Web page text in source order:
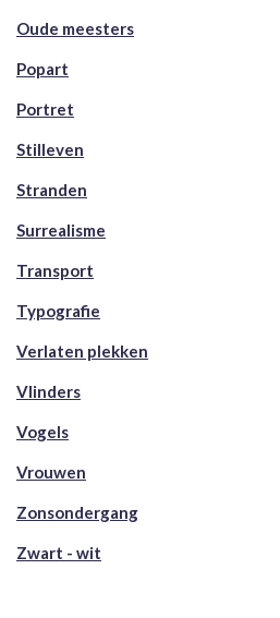
Oude meesters
Popart
Portret
Stilleven
Stranden
Surrealisme
Transport
Typografie
Verlaten plekken
Vlinders
Vogels
Vrouwen
Zonsondergang
Zwart - wit